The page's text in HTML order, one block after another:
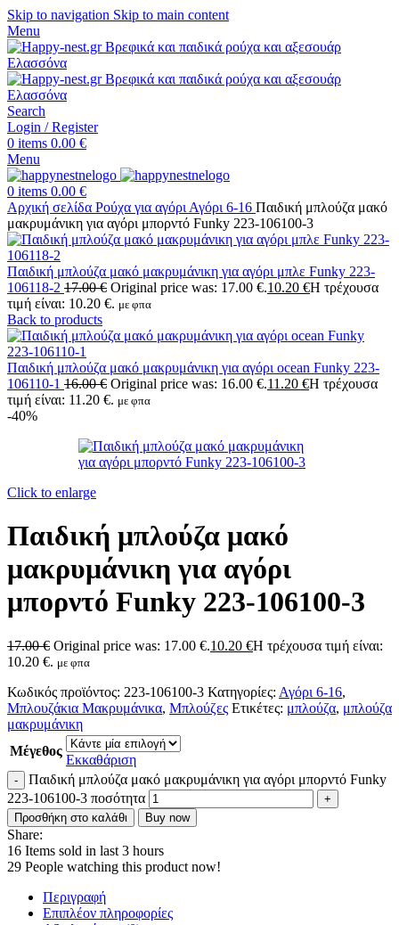
Skip to navigation Skip to main content
Menu
Search
Login / Register
0 items 0.00 €
Menu
0 items 0.00 €
Αρχική σελίδα Ρούχα για αγόρι Αγόρι 6-16 Παιδική μπλούζα μακό
μακρυμάνικη για αγόρι μπορντό Funky 223-106100-3
Παιδική μπλούζα μακό μακρυμάνικη για αγόρι μπλε Funky 223-
106118-2 17.00€ Original price was: 17.00 €.10.20 €Η τρέχουσα
τιμή είναι: 10.20 €. με φπα
Back to products
Παιδική μπλούζα μακό μακρυμάνικη για αγόρι ocean Funky 223-
106110-1 16.00€ Original price was: 16.00 €.11.20 €Η τρέχουσα
τιμή είναι: 11.20 €. με φπα
-40%
Click to enlarge
Παιδική μπλούζα μακό
μακρυμάνικη για αγόρι
μπορντό Funky 223-106100-3
17.00€ Original price was: 17.00 €.10.20 €Η τρέχουσα τιμή είναι:
10.20 €. με φπα
Κωδικός προϊόντος: 223-106100-3 Κατηγορίες: Αγόρι 6-16,
Μπλουζάκια Μακρυμάνικα, Μπλούζες Ετικέτες: μπλούζα, μπλούζα
μακρυμάνικη
Μέγεθος
Εκκαθάριση
Παιδική μπλούζα μακό μακρυμάνικη για αγόρι μπορντό Funky
223-106100-3 ποσότητα
Προσθήκη στο καλάθι Buy now
Share:
16 Items sold in last 3 hours
29 People watching this product now!
Περιγραφή
Επιπλέον πληροφορίες